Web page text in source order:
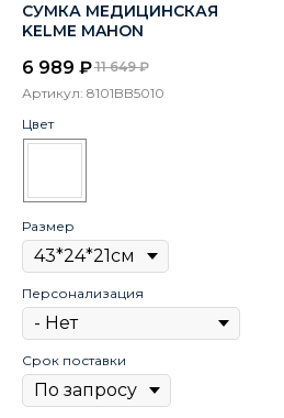
СУМКА МЕДИЦИНСКАЯ
KELME MAHON
6 989 ₽ 11 649 ₽
Артикул: 8101BB5010
Цвет
Размер
Персонализация
Срок поставки